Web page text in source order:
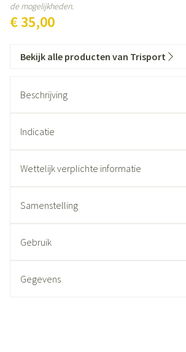
€ 35,00
de mogelijkheden.
Bekijk alle producten van Trisport
Beschrijving
Indicatie
Wettelijk verplichte informatie
Samenstelling
Gebruik
Gegevens